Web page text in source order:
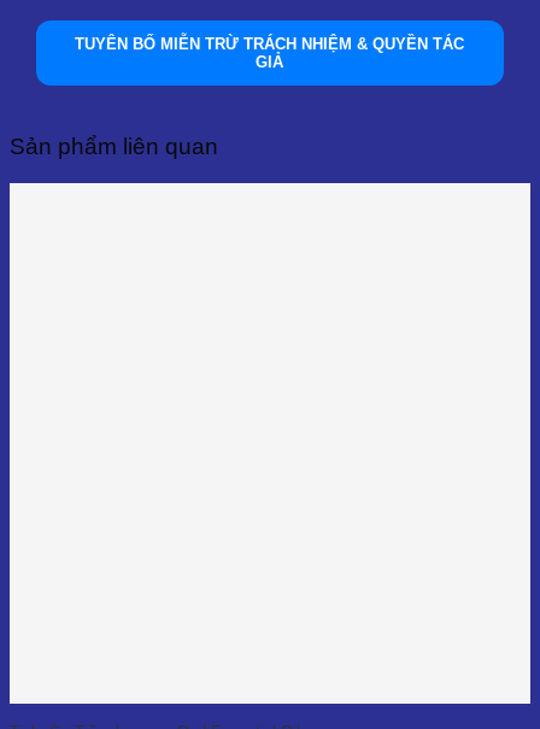
TUYÊN BỐ MIỄN TRỪ TRÁCH NHIỆM & QUYỀN TÁC
GIẢ
Sản phẩm liên quan